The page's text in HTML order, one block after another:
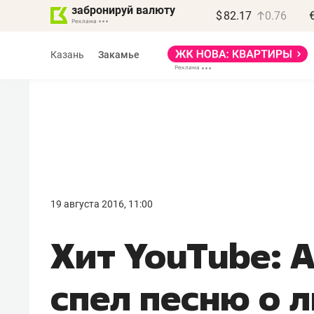
забронируй валюту $ 82.17 0.76
Казань Закамье
19 августа 2016, 11:00
Хит YouTube:
спел песню о
правил, бизнес может
потерять минимум